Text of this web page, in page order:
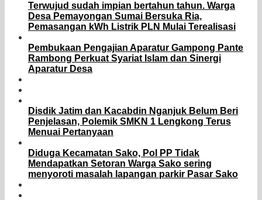
Terwujud sudah impian bertahun tahun. Warga
Desa Pemayongan Sumai Bersuka Ria,
Pemasangan kWh Listrik PLN Mulai Terealisasi
Pembukaan Pengajian Aparatur Gampong Pante
Rambong Perkuat Syariat Islam dan Sinergi
Aparatur Desa
Disdik Jatim dan Kacabdin Nganjuk Belum Beri
Penjelasan, Polemik SMKN 1 Lengkong Terus
Menuai Pertanyaan
Diduga Kecamatan Sako, Pol PP Tidak
Mendapatkan Setoran Warga Sako sering
menyoroti masalah lapangan parkir Pasar Sako